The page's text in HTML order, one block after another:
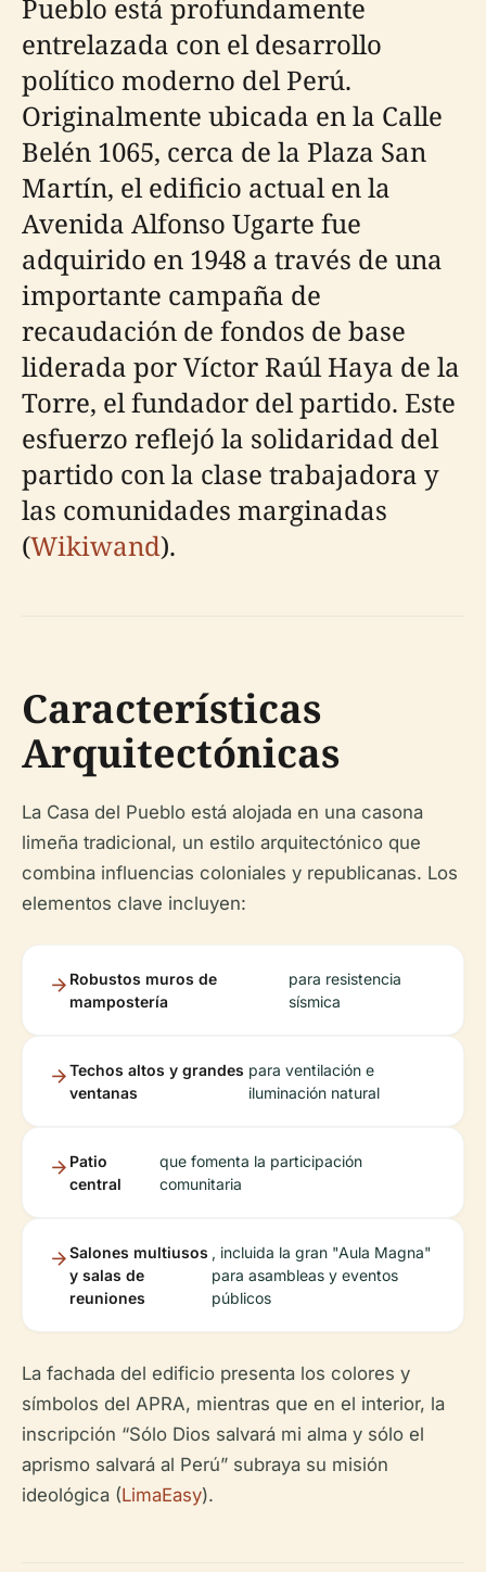
Pueblo está profundamente
entrelazada con el desarrollo
político moderno del Perú.
Originalmente ubicada en la Calle
Belén 1065, cerca de la Plaza San
Martín, el edificio actual en la
Avenida Alfonso Ugarte fue
adquirido en 1948 a través de una
importante campaña de
recaudación de fondos de base
liderada por Víctor Raúl Haya de la
Torre, el fundador del partido. Este
esfuerzo reflejó la solidaridad del
partido con la clase trabajadora y
las comunidades marginadas
(Wikiwand).
Características
Arquitectónicas
La Casa del Pueblo está alojada en una casona
limeña tradicional, un estilo arquitectónico que
combina influencias coloniales y republicanas. Los
elementos clave incluyen:
Robustos muros de
mampostería
para resistencia
sísmica
Techos altos y grandes
ventanas
para ventilación e
iluminación natural
Patio
central
que fomenta la participación
comunitaria
Salones multiusos
y salas de
reuniones
, incluida la gran "Aula Magna"
para asambleas y eventos
públicos
La fachada del edificio presenta los colores y
símbolos del APRA, mientras que en el interior, la
inscripción “Sólo Dios salvará mi alma y sólo el
aprismo salvará al Perú” subraya su misión
ideológica (LimaEasy).